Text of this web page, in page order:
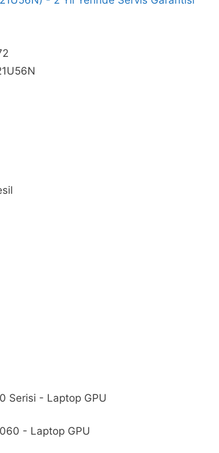
Serisi - Laptop GPU
- Laptop GPU